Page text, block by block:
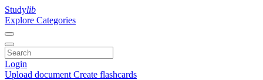
Studylib
Explore Categories
Login
Upload document Create flashcards